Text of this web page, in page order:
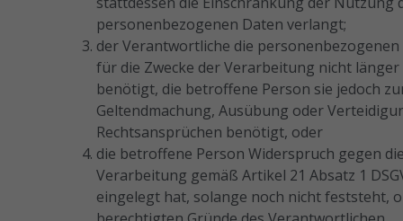
personenbezogenen Daten verlangt;
der Verantwortliche die
für die Zwecke der Verarbeitung nicht länger
benötigt, die betroffene Person sie jedoch
Geltendmachung, Ausübung oder
Rechtsansprüchen benötigt, oder
die betroffene Person Widerspruch gegen
Verarbeitung gemäß Artikel 21 Absatz 1
eingelegt hat, solange noch nicht feststeht,